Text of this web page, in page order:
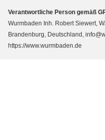
Verantwortliche Person gemäß
Wurmbaden Inh. Robert Siewert,
Brandenburg, Deutschland,
https://www.wurmbaden.de